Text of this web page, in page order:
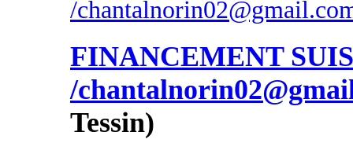
FINANCEMENT
/
Tessin)